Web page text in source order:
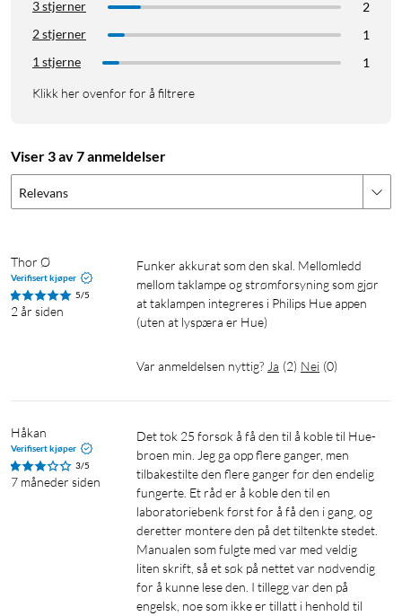
3 stjerner
2
2 stjerner
1
1 stjerne
1
Klikk her ovenfor for å filtrere
Viser 3 av 7 anmeldelser
Relevans
Thor Ø
Verifisert kjøper
5/5
2 år siden
Funker akkurat som den skal. Mellomledd
mellom taklampe og strømforsyning som gjør
at taklampen integreres i Philips Hue appen
(uten at lyspæra er Hue)
Var anmeldelsen nyttig? Ja (2) Nei (0)
Håkan
Verifisert kjøper
3/5
7 måneder siden
Det tok 25 forsøk å få den til å koble til Hue-
broen min. Jeg ga opp flere ganger, men
tilbakestilte den flere ganger før den endelig
fungerte. Et råd er å koble den til en
laboratoriebenk først for å få den i gang, og
deretter montere den på det tiltenkte stedet.
Manualen som fulgte med var med veldig
liten skrift, så et søk på nettet var nødvendig
for å kunne lese den. I tillegg var den på
engelsk, noe som ikke er tillatt i henhold til